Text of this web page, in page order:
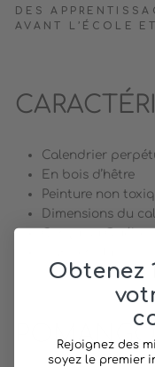
DES
AVANT L’ÉCOLE
Calendrier
En bois d’hêtre
Peinture non
Dimensions du
Conçu au
POMANGO
Obtenez
Rejoignez des
soyez le premier